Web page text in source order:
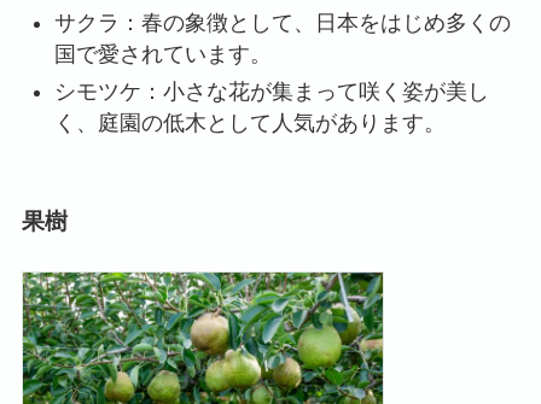
サクラ：春の象徴として、日本をはじめ多くの
国で愛されています。
シモツケ：小さな花が集まって咲く姿が美し
く、庭園の低木として人気があります。
果樹